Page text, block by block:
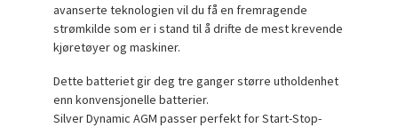
avanserte teknologien vil du få en fremragende
strømkilde som er i stand til å drifte de mest krevende
kjøretøyer og maskiner.
Dette batteriet gir deg tre ganger større utholdenhet
enn konvensjonelle batterier.
Silver Dynamic AGM passer perfekt for Start-Stop-